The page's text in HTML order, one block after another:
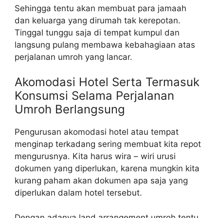
Sehingga tentu akan membuat para jamaah
dan keluarga yang dirumah tak kerepotan.
Tinggal tunggu saja di tempat kumpul dan
langsung pulang membawa kebahagiaan atas
perjalanan umroh yang lancar.
Akomodasi Hotel Serta Termasuk
Konsumsi Selama Perjalanan
Umroh Berlangsung
Pengurusan akomodasi hotel atau tempat
menginap terkadang sering membuat kita repot
mengurusnya. Kita harus wira – wiri urusi
dokumen yang diperlukan, karena mungkin kita
kurang paham akan dokumen apa saja yang
diperlukan dalam hotel tersebut.